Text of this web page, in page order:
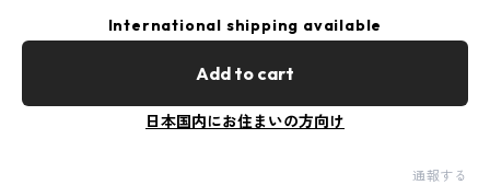
International shipping available
Add to cart
日本国内にお住まいの方向け
通報する